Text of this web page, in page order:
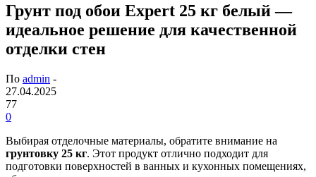
Грунт под обои Expert 25 кг белый —
идеальное решение для качественной
отделки стен
По admin -
27.04.2025
77
0
Выбирая отделочные материалы, обратите внимание на
грунтовку 25 кг. Этот продукт отлично подходит для
подготовки поверхностей в ванных и кухонных помещениях,